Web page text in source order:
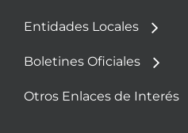
Entidades Locales
Boletines Oficiales
Otros Enlaces de Interés